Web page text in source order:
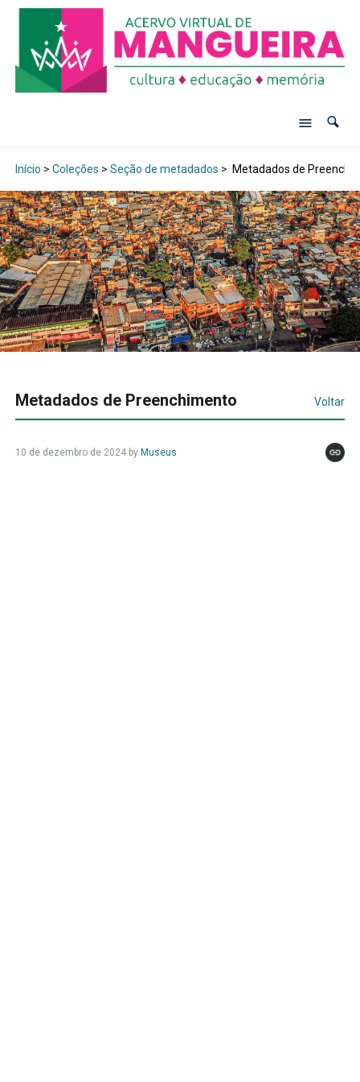
Início > Coleções > Seção de metadados > Metadados de
Metadados de Preenchimento Voltar
10 de dezembro de 2024by Museus